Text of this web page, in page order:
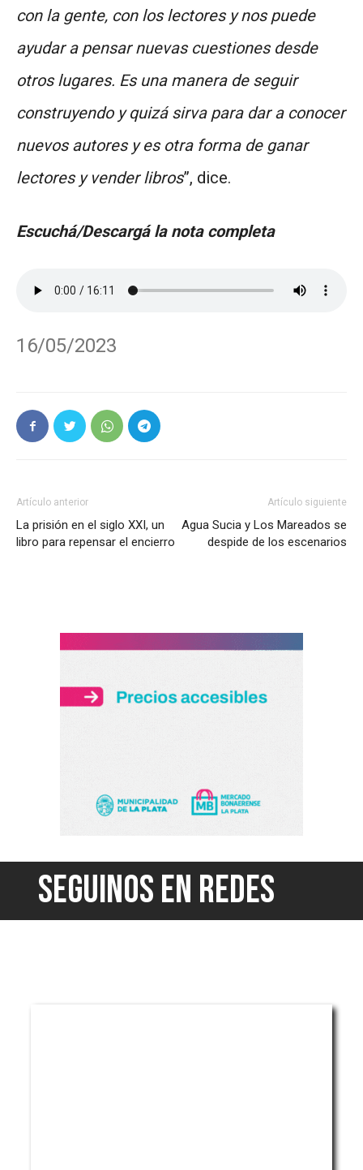
con la gente, con los lectores y nos puede
ayudar a pensar nuevas cuestiones desde
otros lugares. Es una manera de seguir
construyendo y quizá sirva para dar a conocer
nuevos autores y es otra forma de ganar
lectores y vender libros”, dice.
Escuchá/Descargá la nota completa
16/05/2023
Artículo anterior
La prisión en el siglo XXI, un
libro para repensar el encierro
Artículo siguiente
Agua Sucia y Los Mareados se
despide de los escenarios
SEGUINOS EN REDES